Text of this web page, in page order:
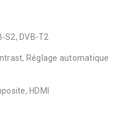
S2, DVB-T2
Réglage automatique
HDMI